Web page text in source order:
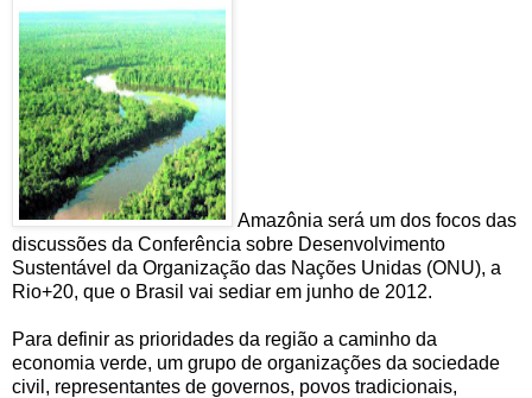
Amazônia será um dos focos das
discussões da Conferência sobre Desenvolvimento
Sustentável da Organização das Nações Unidas (ONU), a
Rio+20, que o Brasil vai sediar em junho de 2012.
Para definir as prioridades da região a caminho da
economia verde, um grupo de organizações da sociedade
civil, representantes de governos, povos tradicionais,